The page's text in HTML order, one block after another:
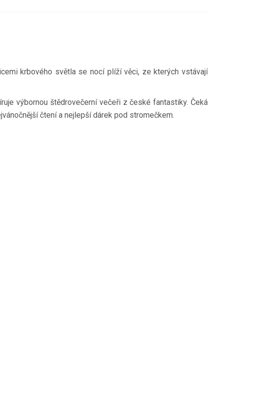
krbového světla se nocí plíží věci, ze kterých vstávají
výbornou štědrovečerní večeři z české fantastiky. Čeká
čtení a nejlepší dárek pod stromečkem.